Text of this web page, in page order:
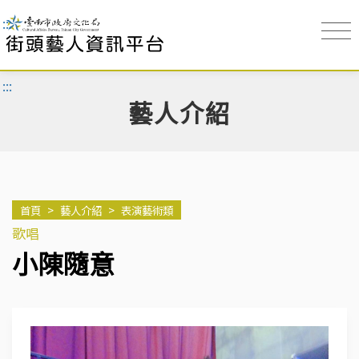
:::
:::
藝人介紹
首頁 > 藝人介紹 > 表演藝術類
歌唱
小陳隨意